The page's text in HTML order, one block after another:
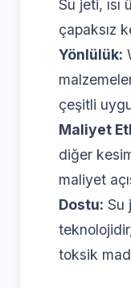
Su jeti,
çapaksız
Yönlülük:
çeşitli
Maliyet
diğer
maliyet
Dostu: Su
toksik